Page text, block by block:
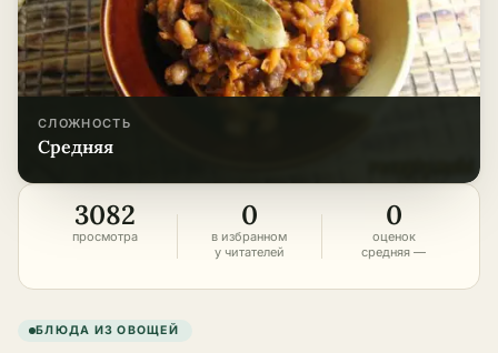
СЛОЖНОСТЬ
средняя
3082
просмотра
0
в избранном
у читателей
0
оценок
средняя —
БЛЮДА ИЗ ОВОЩЕЙ